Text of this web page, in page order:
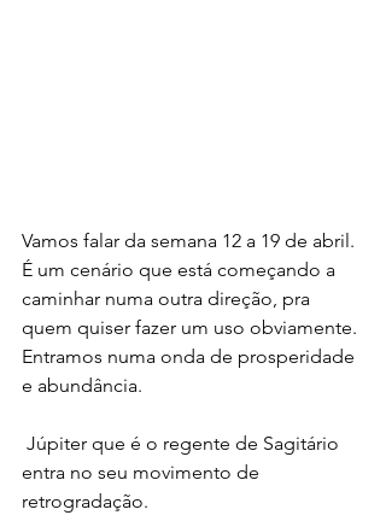
Vamos falar da semana 12 a 19 de abril.
É um cenário que está começando a
caminhar numa outra direção, pra
quem quiser fazer um uso obviamente.
Entramos numa onda de prosperidade
e abundância.
entra no seu movimento de
retrogradação.